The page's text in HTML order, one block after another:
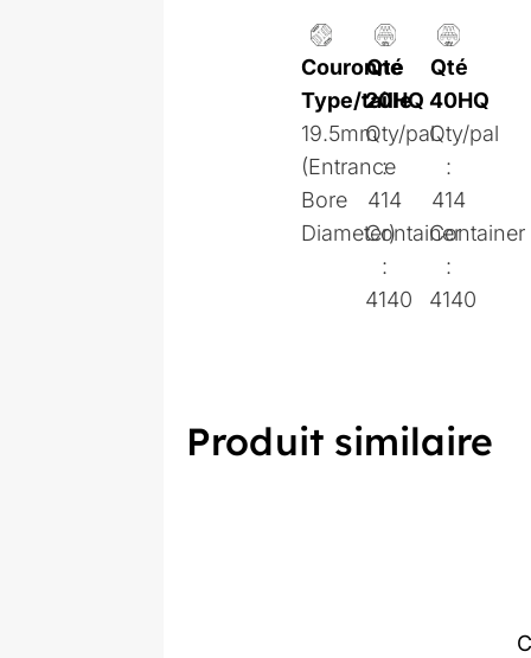
Couronne
Type/taille
19.5mm
(Entrance
Bore
Diameter)
Qté
20HQ
Qty/pal
:
414
Container
:
4140
Qté
40HQ
Qty/pal
:
414
Container
:
4140
Produit similaire